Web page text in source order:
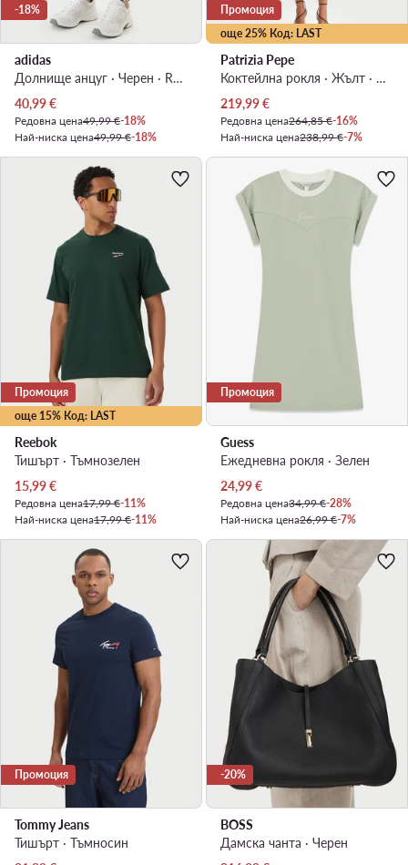
-18%
adidas
Долнище анцуг · Черен · Regular Fit
Актуална цена
40,99€
Редовна цена49,99 €-18%
Най-ниска цена49,99 €-18%
още 25% Код: LAST
Промоция
Patrizia Pepe
Коктейлна рокля · Жълт · Миди
Актуална цена
219,99€
Редовна цена264,85 €-16%
Най-ниска цена238,99 €-7%
още 15% Код: LAST
Промоция
Reebok
Тишърт · Тъмнозелен
Актуална цена
15,99€
Редовна цена17,99 €-11%
Най-ниска цена17,99 €-11%
Промоция
Guess
Ежедневна рокля · Зелен
Актуална цена
24,99€
Редовна цена34,99 €-28%
Най-ниска цена26,99 €-7%
Промоция
Tommy Jeans
Тишърт · Тъмносин
-20%
BOSS
Дамска чанта · Черен